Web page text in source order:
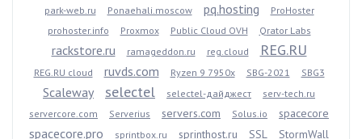
park-web.ru Ponaehali.moscow pq.hosting
ProHoster
prohoster.info
Proxmox Public Cloud OVH Qrator Labs
rackstore.ru ramageddon.ru reg.cloud REG.RU
REG.RU cloud ruvds.com Ryzen 9 7950x SBG-2021 SBG3
Scaleway selectel selectel-дайджест
serv-tech.ru
servercore.com
Serverius servers.com Solus.io spacecore
spacecore.pro sprintbox.ru sprinthost.ru SSL StormWall